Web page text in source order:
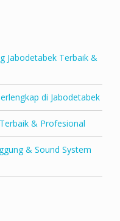
Jabodetabek Terbaik &
di Jabodetabek
& Profesional
& Sound System